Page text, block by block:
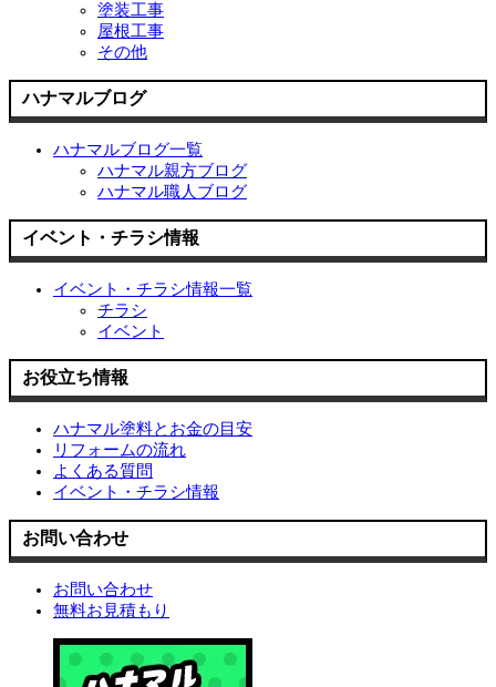
塗装工事
屋根工事
その他
ハナマルブログ
ハナマルブログ一覧
ハナマル親方ブログ
ハナマル職人ブログ
イベント・チラシ情報
イベント・チラシ情報一覧
チラシ
イベント
お役立ち情報
ハナマル塗料とお金の目安
リフォームの流れ
よくある質問
イベント・チラシ情報
お問い合わせ
お問い合わせ
無料お見積もり